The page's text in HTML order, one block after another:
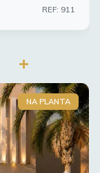
REF: 911
NA PLANTA